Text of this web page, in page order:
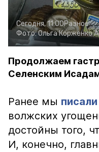
Сегодня, 11:00Разное
Фото:Ольга Корженко
Продолжаем
Селенским
Ранее мы писали
волжских
достойны того,
И, конечно,